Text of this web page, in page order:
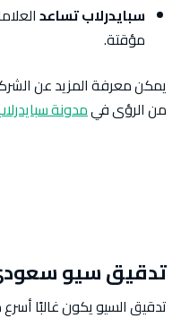
سبايدرلاب تساعد
مؤقتة.
يمكن معرفة المزيد عن
من الرؤى فيمدونة
تدقيق سيو
تدقيق السيو يكون غالبًا